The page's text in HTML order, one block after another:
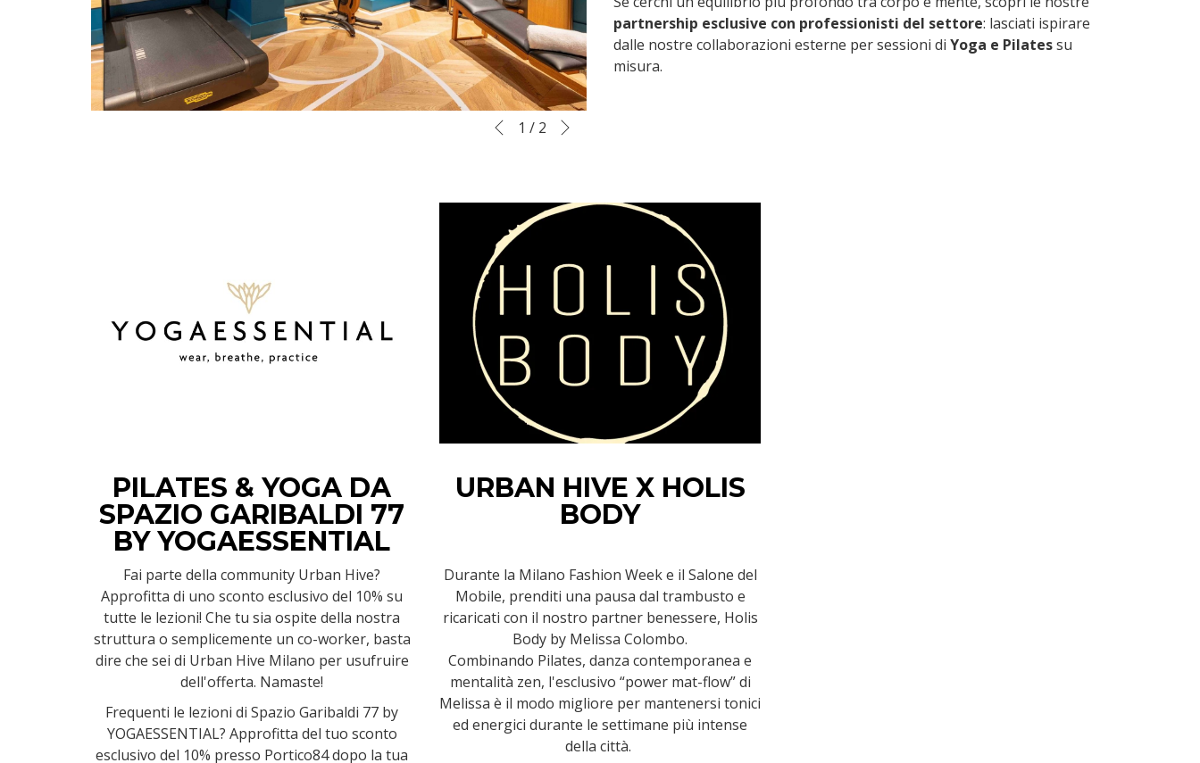
Pulsanti
presentazione
Cliccando
aggiornerà
il
contenuto
di
sopra
Precedente
1 / 2
partnership esclusive con professionisti del settore: lasciati ispirare
dalle nostre collaborazioni esterne per sessioni di Yoga e Pilatessu
misura.
PILATES & YOGA DA
SPAZIO GARIBALDI 77
BY YOGAESSENTIAL
Fai parte della community Urban Hive?
Approfitta di uno sconto esclusivo del 10% su
tutte le lezioni! Che tu sia ospite della nostra
struttura o semplicemente un co-worker, basta
dire che sei di Urban Hive Milano per usufruire
dell'offerta. Namaste!
Frequenti le lezioni di Spazio Garibaldi 77 by
YOGAESSENTIAL? Approfitta del tuo sconto
esclusivo del 10% presso Portico84 dopo la tua
URBAN HIVE X HOLIS
BODY
Durante la Milano Fashion Week e il Salone del
Mobile, prenditi una pausa dal trambusto e
ricaricati con il nostro partner benessere, Holis
Body by Melissa Colombo.
Combinando Pilates, danza contemporanea e
mentalità zen, l'esclusivo “power mat-flow” di
Melissa è il modo migliore per mantenersi tonici
ed energici durante le settimane più intense
della città.